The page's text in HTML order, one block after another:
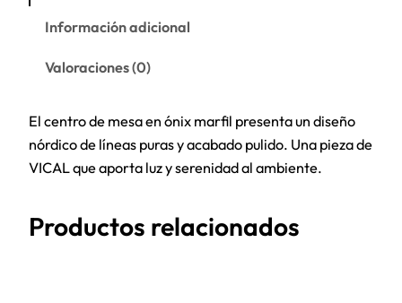
Información adicional
Valoraciones (0)
El centro de mesa en ónix marfil presenta un diseño
nórdico de líneas puras y acabado pulido. Una pieza de
VICAL que aporta luz y serenidad al ambiente.
Productos relacionados